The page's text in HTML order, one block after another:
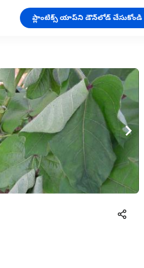
ప్లాంటిక్స్ యాప్‌ని డౌన్‌లోడ్ చేసుకోండి